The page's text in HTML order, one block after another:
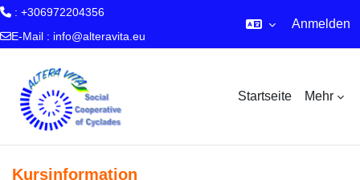
: +306972204356
E-Mail : info@alteravita.eu
Anmelden
Startseite Mehr
Kursinformation